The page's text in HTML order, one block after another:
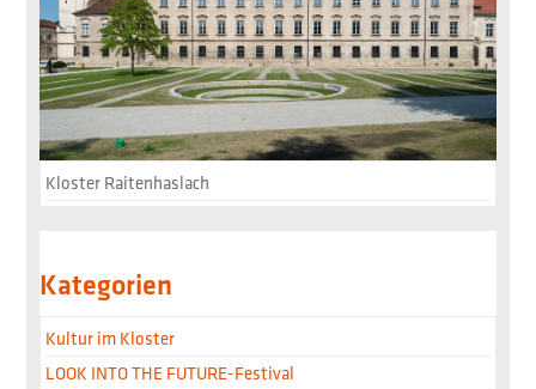
Kloster Raitenhaslach
Kategorien
Kultur im Kloster
LOOK INTO THE FUTURE-Festival